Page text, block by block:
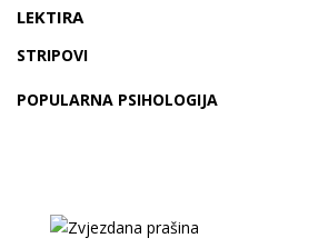
LEKTIRA
STRIPOVI
POPULARNA PSIHOLOGIJA